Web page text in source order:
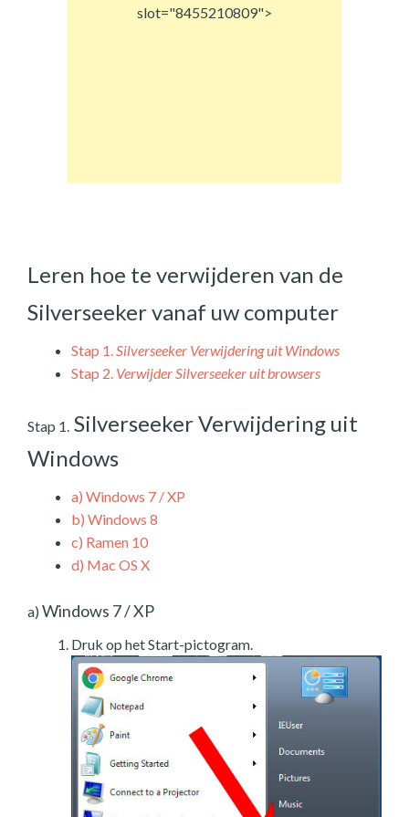
slot="8455210809">
Leren hoe te verwijderen van de
Silverseeker vanaf uw computer
Stap 1.Silverseeker Verwijdering uit Windows
Stap 2. Verwijder Silverseeker uit browsers
Stap 1. Silverseeker Verwijdering uit
Windows
a) Windows 7 / XP
b) Windows 8
c) Ramen 10
d) Mac OS X
a) Windows 7 / XP
Druk op het Start-pictogram.